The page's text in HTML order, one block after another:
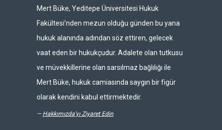
Mert Büke, Yeditepe Üniversitesi Hukuk
Fakültesi’nden mezun olduğu günden bu yana
hukuk alanında adından söz ettiren, gelecek
vaat eden bir hukukçudur. Adalete olan tutkusu
ve müvekkillerine olan sarsılmaz bağlılığı ile
Mert Büke, hukuk camiasında saygın bir figür
olarak kendini kabul ettirmektedir.
— Hakkımızda'yı Ziyaret Edin